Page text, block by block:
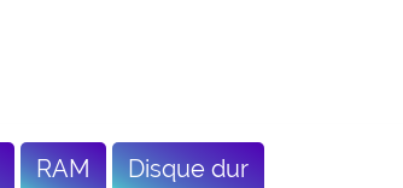
RAM Disque dur